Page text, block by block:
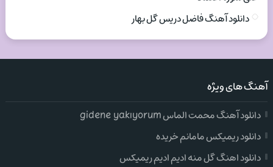
دانلود آهنگ فاضل دریس گل بهار
آهنگ های ویژه
دانلود آهنگ محمت الماس gidene yakıyorum
دانلود ریمیکس مامانم خریده
دانلود اهنگ گل منه ادیم ادیم ریمیکس